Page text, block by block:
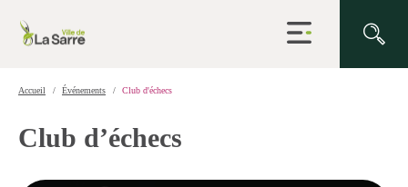
Ouvrir
la
Accueil Événements Club d'échecs
Club d’échecs